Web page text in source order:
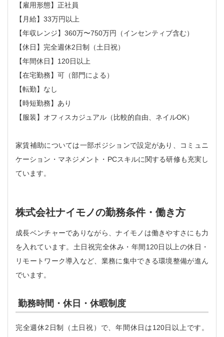
【雇用形態】正社員
【月給】33万円以上
【年収レンジ】360万〜750万円（インセンティブ含む）
【休日】完全週休2日制（土日祝）
【年間休日】120日以上
【在宅勤務】可（部門による）
【転勤】なし
【時短勤務】あり
【服装】オフィスカジュアル（比較的自由、ネイルOK）
家賃補助については一部ポジションで設定があり、コミュニ
ケーション・マネジメント・PCスキルに関する研修も充実し
ています。
株式会社ナイモノの勤務条件・働き方
成長ベンチャーでありながら、ナイモノは働きやすさにも力
を入れています。土日祝完全休み・年間120日以上の休日・
リモートワーク導入など、業務に集中できる環境整備が進ん
でいます。
勤務時間・休日・休暇制度
完全週休2日制（土日祝）で、年間休日は120日以上です。